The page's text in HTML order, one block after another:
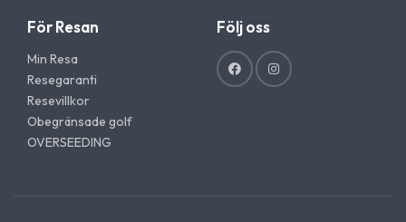
För Resan
Min Resa
Resegaranti
Resevillkor
Obegränsade golf
OVERSEEDING
Följ oss